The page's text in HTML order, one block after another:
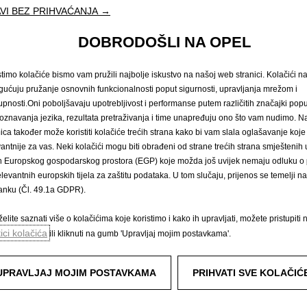
i autorska prava Novi podaci o potrošnji goriva Pravna obavijest
Postavke kolačića
i posebni porez (trošarinu) kod vozila koja su u obvezi plaćanja posebnog
kćeri AW CRO Distribution d.o.o. i ovlašteni Opel partneri ne snosi nikakvu
koja nije uključena u standardnu isporuku. Sadržani podaci bili su točni u
dostupna je uz nadoplatu. Dostupnost, tehničke karakteristike i oprema
o opremi koja se isporučuje na našim vozilima obratite se lokalnom Opel
postupkom WLTP na temelju kojeg se od 1. rujna 2018. odobravaju nova
i emisije CO
izmjereni tijekom WLTP-a u većini su slučajeva veći u
BEZ PRIHVAĆANJA →
DOBRODOŠLI NA OPEL
kolačiće bismo vam pružili najbolje iskustvo na našoj web stranici. Kolačići
pružanje osnovnih funkcionalnosti poput sigurnosti, upravljanja mrežom i
poboljšavaju upotrebljivost i performanse putem različitih značajki
jezika, rezultata pretraživanja i time unapređuju ono što vam nudimo.
također može koristiti kolačiće trećih strana kako bi vam slala oglašavanje koje
za vas. Neki kolačići mogu biti obrađeni od strane trećih strana smještenih
Europskog gospodarskog prostora (EGP) koje možda još uvijek nemaju odluku o
europskih tijela za zaštitu podataka. U tom slučaju, prijenos se temelji
(Čl. 49.1a GDPR).
saznati više o kolačićima koje koristimo i kako ih upravljati, možete pristupiti
kolačića ili kliknuti na gumb 'Upravljaj mojim postavkama'.
UPRAVLJAJ MOJIM POSTAVKAMA PRIHVATI SVE